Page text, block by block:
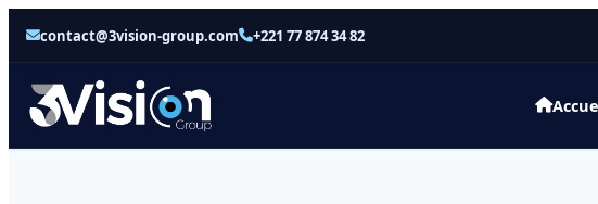
contact@3vision-group.com +221 77 874 34 82